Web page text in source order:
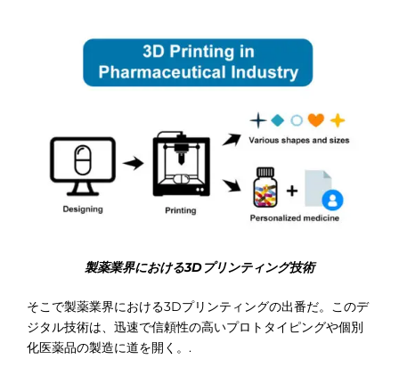
製薬業界における3Dプリンティング技術
そこで製薬業界における3Dプリンティングの出番だ。このデ
ジタル技術は、迅速で信頼性の高いプロトタイピングや個別
化医薬品の製造に道を開く。.